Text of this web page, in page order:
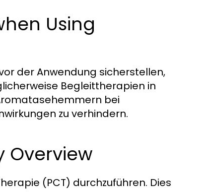
Using
der Anwendung sicherstellen,
Begleittherapien in
bei
zu verhindern.
Overview
(PCT) durchzuführen. Dies